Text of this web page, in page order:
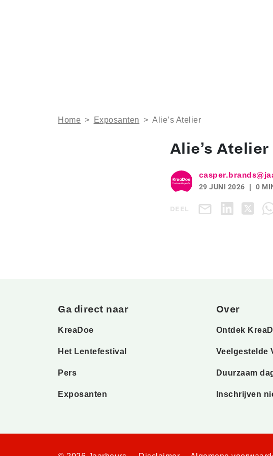
Home > Exposanten > Alie’s Atelier
Alie’s Atelier
29 JUNI 2026
0
DEEL
Ga direct naar
KreaDoe
Het Lentefestival
Pers
Exposanten
Over
Ontdek
Veelgestelde
Duurzaam
Inschrijven